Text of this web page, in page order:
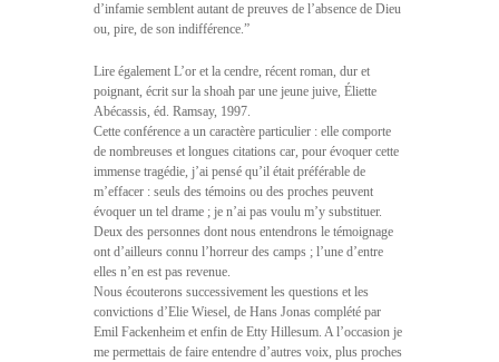
d’infamie semblent autant de preuves de l’absence de Dieu
ou, pire, de son indifférence.”
Lire également L’or et la cendre, récent roman, dur et
poignant, écrit sur la shoah par une jeune juive, Éliette
Abécassis, éd. Ramsay, 1997.
Cette conférence a un caractère particulier : elle comporte
de nombreuses et longues citations car, pour évoquer cette
immense tragédie, j’ai pensé qu’il était préférable de
m’effacer : seuls des témoins ou des proches peuvent
évoquer un tel drame ; je n’ai pas voulu m’y substituer.
Deux des personnes dont nous entendrons le témoignage
ont d’ailleurs connu l’horreur des camps ; l’une d’entre
elles n’en est pas revenue.
Nous écouterons successivement les questions et les
convictions d’Elie Wiesel, de Hans Jonas complété par
Emil Fackenheim et enfin de Etty Hillesum. A l’occasion je
me permettais de faire entendre d’autres voix, plus proches